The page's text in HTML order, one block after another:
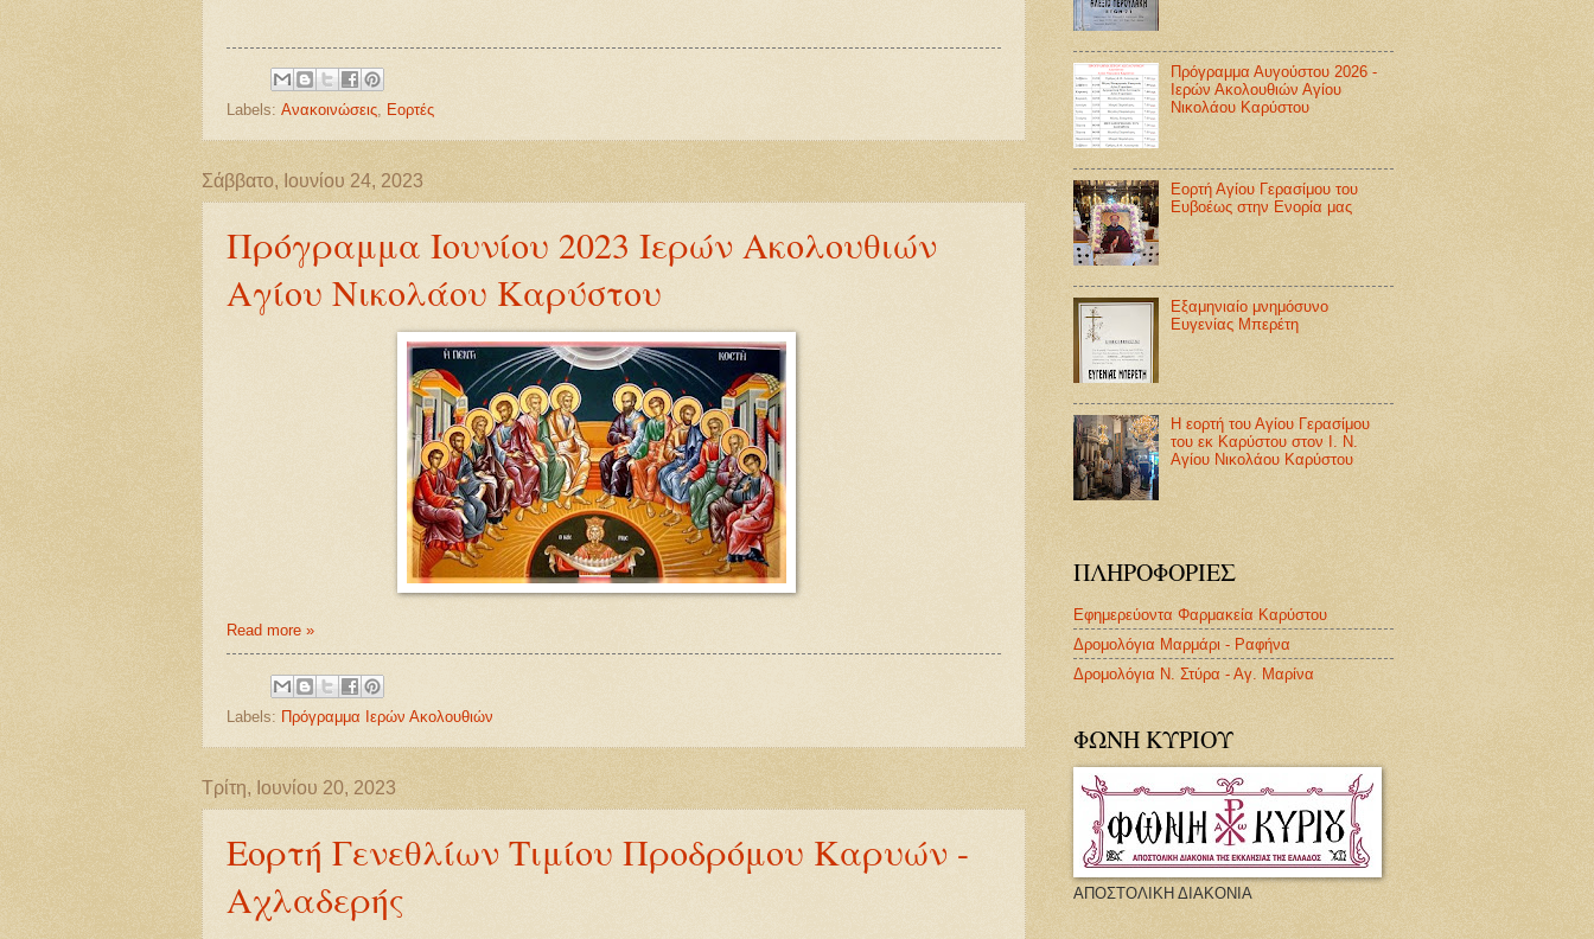
Labels: Ανακοινώσεις, Εορτές
Σάββατο, Ιουνίου 24, 2023
Πρόγραμμα Ιουνίου 2023 Ιερών Ακολουθιών
Αγίου Νικολάου Καρύστου
Read more »
Labels: Πρόγραμμα Ιερών Ακολουθιών
Τρίτη, Ιουνίου 20, 2023
Εορτή Γενεθλίων Τιμίου Προδρόμου Καρυών -
Αχλαδερής
Πρόγραμμα Αυγούστου 2026 -
Ιερών Ακολουθιών Αγίου
Νικολάου Καρύστου
Εορτή Αγίου Γερασίμου του
Ευβοέως στην Ενορία μας
Εξαμηνιαίο μνημόσυνο
Ευγενίας Μπερέτη
Η εορτή του Αγίου Γερασίμου
του εκ Καρύστου στον Ι. Ν.
Αγίου Νικολάου Καρύστου
ΠΛΗΡΟΦΟΡΙΕΣ
Εφημερεύοντα Φαρμακεία Καρύστου
Δρομολόγια Μαρμάρι - Ραφήνα
Δρομολόγια Ν. Στύρα - Αγ. Μαρίνα
ΦΩΝΗ ΚΥΡΙΟΥ
ΑΠΟΣΤΟΛΙΚΗ ΔΙΑΚΟΝΙΑ